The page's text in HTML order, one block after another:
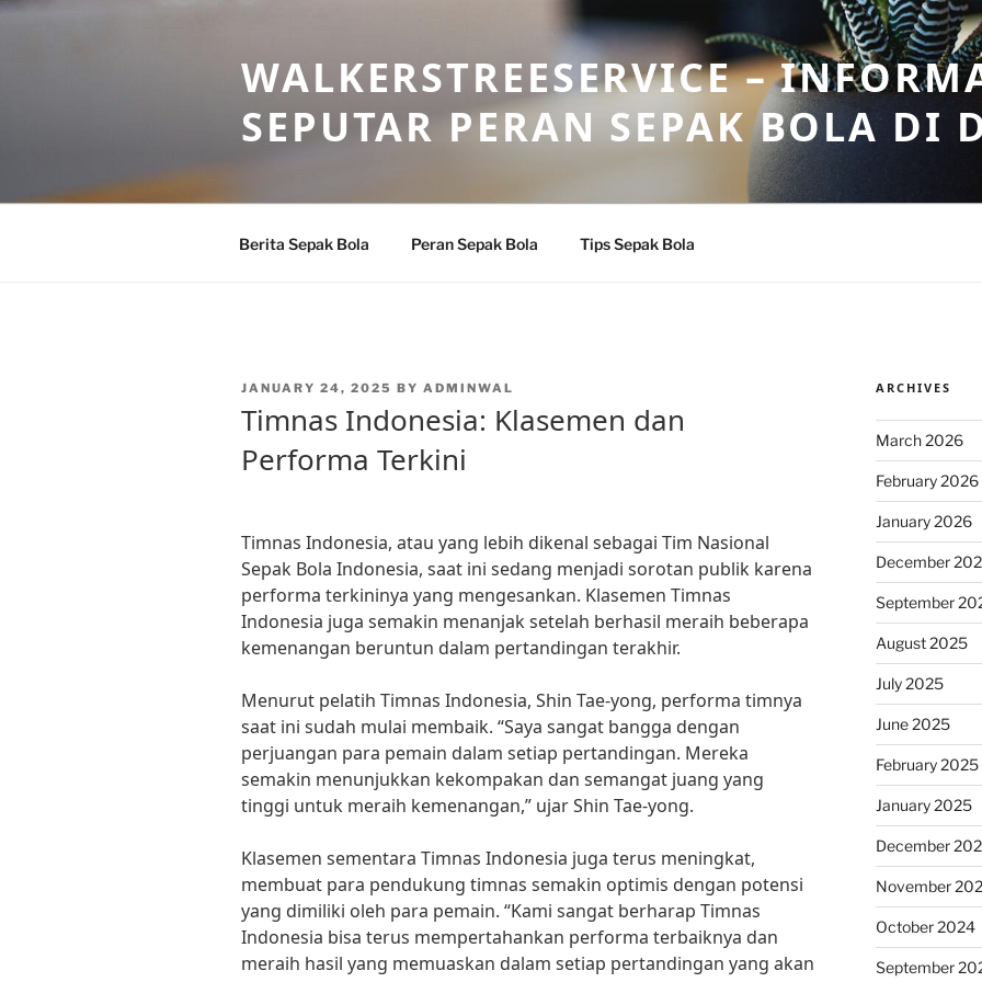
Skip
WALKERSTREESERVICE –
SEPUTAR PERAN SEPAK BOLA DI
Berita Sepak Bola Peran Sepak Bola Tips Sepak Bola
POSTED
JANUARY 24, 2025 BY ADMINWAL
Timnas Indonesia: Klasemen dan
Performa Terkini
Timnas Indonesia, atau yang lebih dikenal sebagai Tim Nasional
Sepak Bola Indonesia, saat ini sedang menjadi sorotan publik karena
performa terkininya yang mengesankan. Klasemen Timnas
Indonesia juga semakin menanjak setelah berhasil meraih beberapa
kemenangan beruntun dalam pertandingan terakhir.
Menurut pelatih Timnas Indonesia, Shin Tae-yong, performa timnya
saat ini sudah mulai membaik. “Saya sangat bangga dengan
perjuangan para pemain dalam setiap pertandingan. Mereka
semakin menunjukkan kekompakan dan semangat juang yang
tinggi untuk meraih kemenangan,” ujar Shin Tae-yong.
Klasemen sementara Timnas Indonesia juga terus meningkat,
membuat para pendukung timnas semakin optimis dengan potensi
yang dimiliki oleh para pemain. “Kami sangat berharap Timnas
Indonesia bisa terus mempertahankan performa terbaiknya dan
meraih hasil yang memuaskan dalam setiap pertandingan yang akan
ARCHIVES
March 2026
February 2026
January 2026
December
September
August 2025
July 2025
June 2025
February 2025
January 2025
December
November
October 2024
September